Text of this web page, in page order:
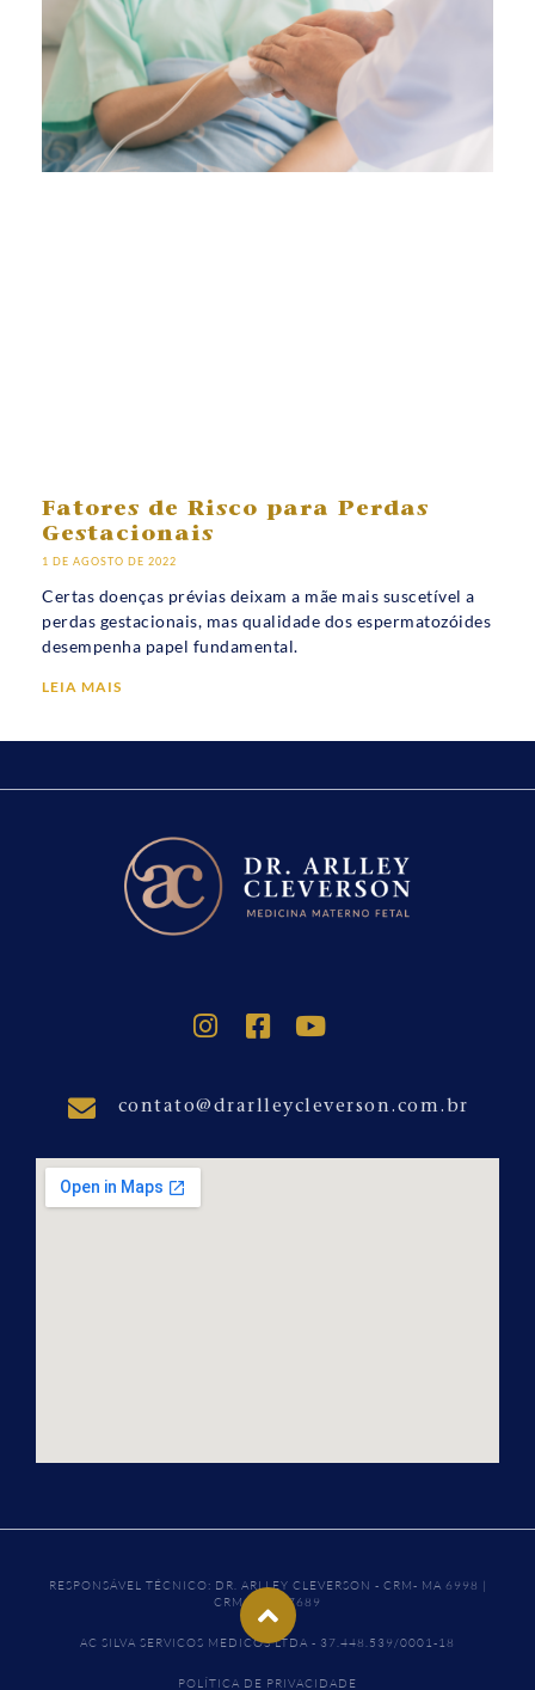
Fatores de Risco para Perdas
Gestacionais
1 DE AGOSTO DE 2022
Certas doenças prévias deixam a mãe mais suscetível a
perdas gestacionais, mas qualidade dos espermatozóides
desempenha papel fundamental.
LEIA MAIS
contato@drarlleycleverson.com.br
RESPONSÁVEL TÉCNICO: DR. ARLLEY CLEVERSON - CRM- MA 6998 |
CRM- SP 157689
AC SILVA SERVICOS MEDICOS LTDA - 37.448.539/0001-18
POLÍTICA DE PRIVACIDADE